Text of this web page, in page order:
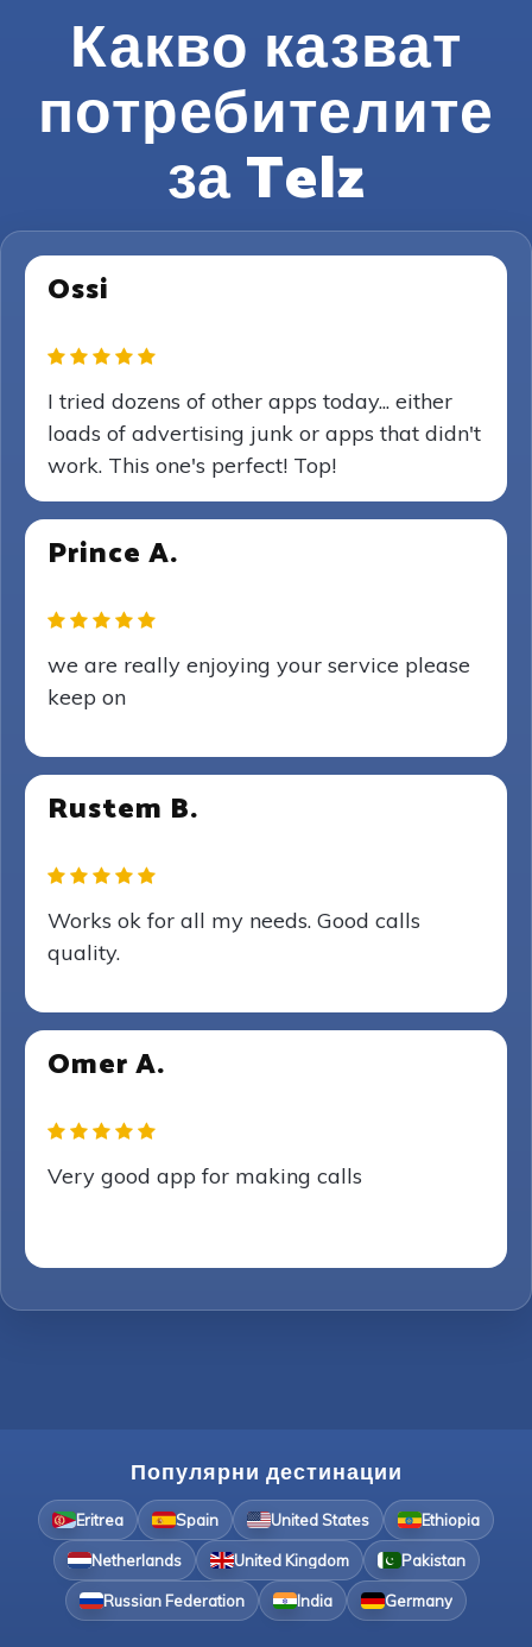
Какво казват
потребителите
за Telz
Ossi
I tried dozens of other apps today... either
loads of advertising junk or apps that didn't
work. This one's perfect! Top!
Prince A.
we are really enjoying your service please
keep on
Rustem B.
Works ok for all my needs. Good calls
quality.
Omer A.
Very good app for making calls
Популярни дестинации
Eritrea Spain United States Ethiopia
Netherlands United Kingdom Pakistan
Russian Federation India Germany